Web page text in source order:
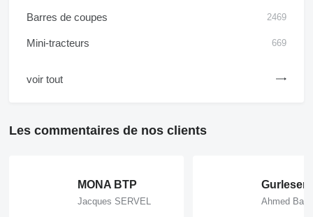
Barres de coupes 2469
Mini-tracteurs 669
voir tout
Les commentaires de nos clients
MONA BTP
Jacques SERVEL Ahmed